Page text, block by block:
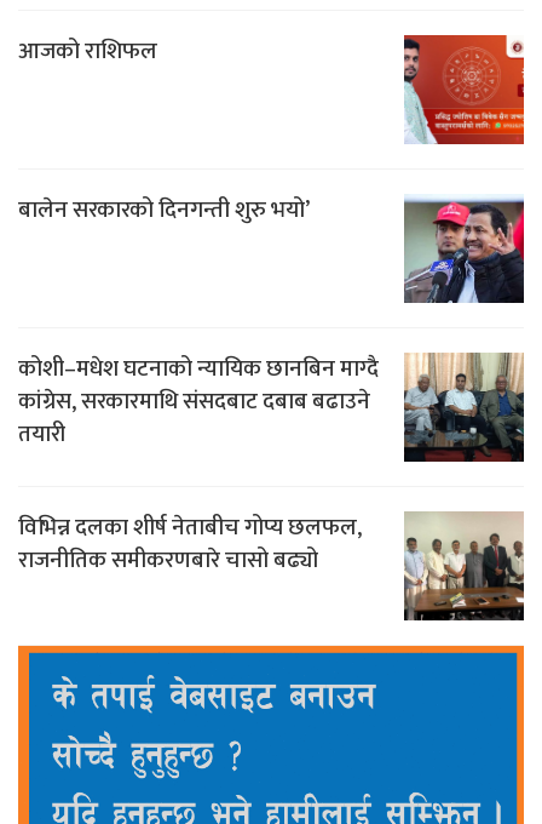
आजको राशिफल
बालेन सरकारको दिनगन्ती शुरु भयो’
कोशी–मधेश घटनाको न्यायिक छानबिन माग्दै
कांग्रेस, सरकारमाथि संसदबाट दबाब बढाउने
तयारी
विभिन्न दलका शीर्ष नेताबीच गोप्य छलफल,
राजनीतिक समीकरणबारे चासो बढ्यो